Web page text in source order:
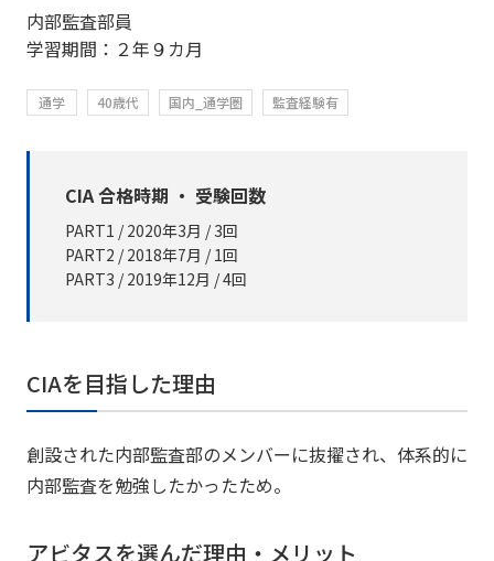
内部監査部員
学習期間：２年９カ月
通学 40歳代 国内_通学圏 監査経験有
CIA 合格時期 ・ 受験回数
PART1 / 2020年3月 / 3回
PART2 / 2018年7月 / 1回
PART3 / 2019年12月 / 4回
CIAを目指した理由
創設された内部監査部のメンバーに抜擢され、体系的に
内部監査を勉強したかったため。
アビタスを選んだ理由・メリット